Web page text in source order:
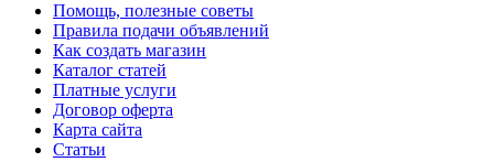
Помощь, полезные советы
Правила подачи объявлений
Как создать магазин
Каталог статей
Платные услуги
Договор оферта
Карта сайта
Статьи